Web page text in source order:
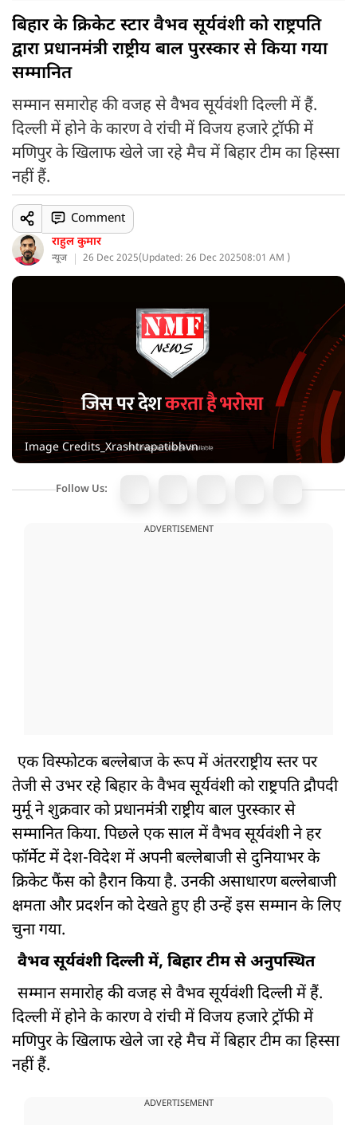
बिहार के क्रिकेट स्टार वैभव सूर्यवंशी को राष्ट्रपति
द्वारा प्रधानमंत्री राष्ट्रीय बाल पुरस्कार से किया गया
सम्मानित
सम्मान समारोह की वजह से वैभव सूर्यवंशी दिल्ली में हैं.
दिल्ली में होने के कारण वे रांची में विजय हजारे ट्रॉफी में
मणिपुर के खिलाफ खेले जा रहे मैच में बिहार टीम का हिस्सा
नहीं हैं.
राहुल कुमार
न्यूज 26 Dec 2025(Updated: 26 Dec 202508:01 AM )
Comment
Image Credits_Xrashtrapatibhvn
Follow Us:
ADVERTISEMENT
एक विस्फोटक बल्लेबाज के रूप में अंतरराष्ट्रीय स्तर पर
तेजी से उभर रहे बिहार के वैभव सूर्यवंशी को राष्ट्रपति द्रौपदी
मुर्मू ने शुक्रवार को प्रधानमंत्री राष्ट्रीय बाल पुरस्कार से
सम्मानित किया. पिछले एक साल में वैभव सूर्यवंशी ने हर
फॉर्मेट में देश-विदेश में अपनी बल्लेबाजी से दुनियाभर के
क्रिकेट फैंस को हैरान किया है. उनकी असाधारण बल्लेबाजी
क्षमता और प्रदर्शन को देखते हुए ही उन्हें इस सम्मान के लिए
चुना गया.
वैभव सूर्यवंशी दिल्ली में, बिहार टीम से अनुपस्थित
सम्मान समारोह की वजह से वैभव सूर्यवंशी दिल्ली में हैं.
दिल्ली में होने के कारण वे रांची में विजय हजारे ट्रॉफी में
मणिपुर के खिलाफ खेले जा रहे मैच में बिहार टीम का हिस्सा
नहीं हैं.
ADVERTISEMENT